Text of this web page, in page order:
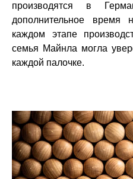
производятся в
дополнительное время
каждом этапе
семья Майнла могла
каждой палочке.